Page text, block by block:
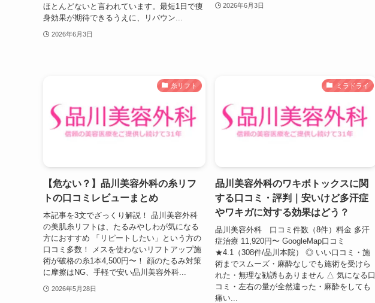
ほとんどないと言われています。最短1日で痩
身効果が期待できるうえに、リバウン...
2026年6月3日
2026年6月3日
糸リフト
【危ない？】品川美容外科の糸リフ
トの口コミレビューまとめ
本記事を3文でざっくり解説！ 品川美容外科
の美肌糸リフトは、たるみやしわが気になる
方におすすめ 「リピートしたい」という方の
口コミ多数！ メスを使わないリフトアップ施
術が破格の糸1本4,500円〜！ 顔のたるみ対策
に摩擦はNG、手軽で安い品川美容外科...
2026年5月28日
ミラドライ
品川美容外科のワキボトックスに関
する口コミ・評判｜安いけど多汗症
やワキガに対する効果はどう？
品川美容外科 口コミ件数（8件）料金 多汗
症治療 11,920円〜 GoogleMap口コミ
★4.1（308件/品川本院） ◎ いい口コミ・施
術までスムーズ・麻酔なしでも施術を受けら
れた・無理な勧誘もありません △ 気になる口
コミ・左右の量が全然違った・麻酔をしても
痛い...